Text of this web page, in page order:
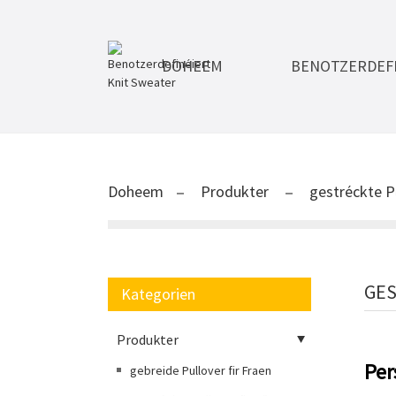
DOHEEM
Doheem Produkter gestréckte
Kategorien
Produkter
gebreide Pullover fir Fraen